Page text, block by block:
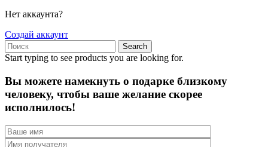
Нет аккаунта?
Создай аккаунт
Search
Start typing to see products you are looking for.
Вы можете намекнуть о подарке близкому
человеку, чтобы ваше желание скорее
исполнилось!